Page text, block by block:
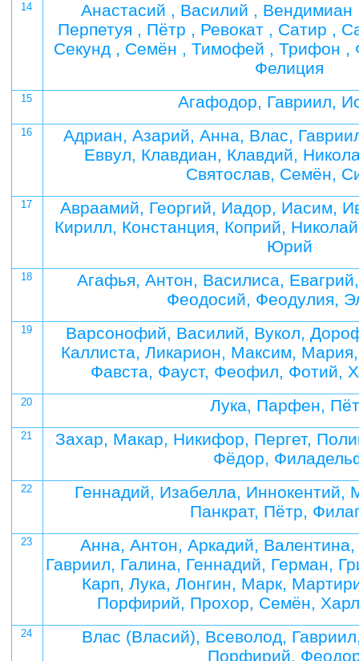
14
Анастасий , Василий ,
Перпетуя , Пётр , Ревокат , Сатир ,
Секунд , Семён , Тимофей , Трифон ,
Фелиция
15 Агафодор, Гавриил,
16
Адриан, Азарий, Анна, Влас,
Еввул, Клавдиан, Клавдий,
Святослав, Семён,
17
Авраамий, Георгий, Иадор, Иасим,
Кирилл, Констанция, Коприй,
Юрий
18
Агафья, Антон, Василиса,
Феодосий, Феодулия,
19
Варсонофий, Василий, Вукол,
Каллиста, Ликарион, Максим,
Фавста, Фауст, Феофил, Фотий,
20 Лука, Парфен,
21
Захар, Макар, Никифор, Пергет,
Фёдор,
22
Геннадий, Изабелла, Иннокентий,
Панкрат, Пётр,
23
Анна, Антон, Аркадий,
Гавриил, Галина, Геннадий, Герман,
Карп, Лука, Лонгин, Марк,
Порфирий, Прохор, Семён,
24
Влас (Власий), Всеволод,
Порфирий,